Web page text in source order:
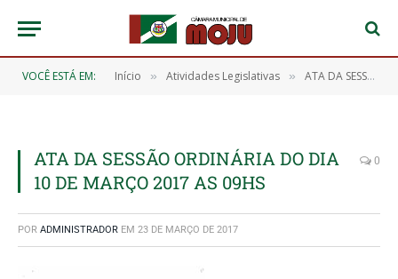
VOCÊ ESTÁ EM: Início » Atividades Legislativas » ATA DA SESSÃO ORDINÁRIA DA CÂMARA MUNICIPAL DE MOJU. 19ª LEGISLATURA. REALIZADA NO DIA 10 DE MARÇO DE 2017
ATA DA SESSÃO ORDINÁRIA DO DIA
10 DE MARÇO 2017 AS 09HS
0
POR ADMINISTRADOR EM 23 DE MARÇO DE 2017